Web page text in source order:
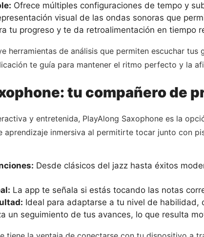
Ofrece múltiples configuraciones de tempo y
visual de las ondas sonoras que
tu progreso y te da retroalimentación en tiempo
herramientas de análisis que permiten escuchar
te guía para mantener el ritmo perfecto y la
tu compañero de
y entretenida, PlayAlong Saxophone es la
aprendizaje inmersiva al permitirte tocar junto con
Desde clásicos del jazz hasta éxitos
La app te señala si estás tocando las notas
Ideal para adaptarse a tu nivel de
un seguimiento de tus avances, lo que resulta